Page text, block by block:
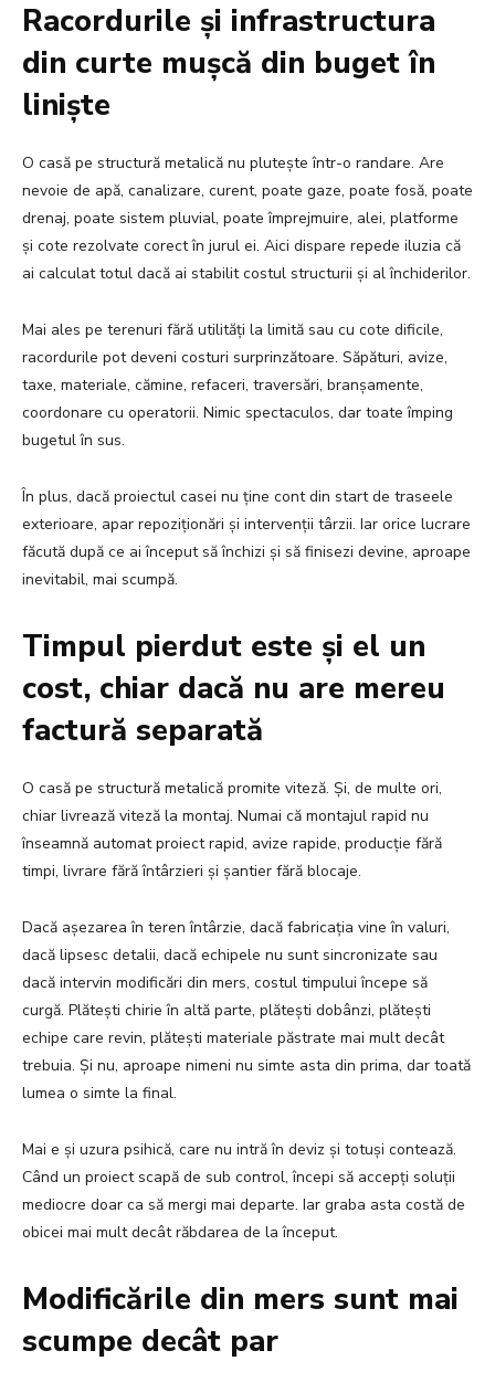
Racordurile și infrastructura
din curte mușcă din buget în
liniște
O casă pe structură metalică nu plutește într-o randare. Are
nevoie de apă, canalizare, curent, poate gaze, poate fosă, poate
drenaj, poate sistem pluvial, poate împrejmuire, alei, platforme
și cote rezolvate corect în jurul ei. Aici dispare repede iluzia că
ai calculat totul dacă ai stabilit costul structurii și al închiderilor.
Mai ales pe terenuri fără utilități la limită sau cu cote dificile,
racordurile pot deveni costuri surprinzătoare. Săpături, avize,
taxe, materiale, cămine, refaceri, traversări, branșamente,
coordonare cu operatorii. Nimic spectaculos, dar toate împing
bugetul în sus.
În plus, dacă proiectul casei nu ține cont din start de traseele
exterioare, apar repoziționări și intervenții târzii. Iar orice lucrare
făcută după ce ai început să închizi și să finisezi devine, aproape
inevitabil, mai scumpă.
Timpul pierdut este și el un
cost, chiar dacă nu are mereu
factură separată
O casă pe structură metalică promite viteză. Și, de multe ori,
chiar livrează viteză la montaj. Numai că montajul rapid nu
înseamnă automat proiect rapid, avize rapide, producție fără
timpi, livrare fără întârzieri și șantier fără blocaje.
Dacă așezarea în teren întârzie, dacă fabricația vine în valuri,
dacă lipsesc detalii, dacă echipele nu sunt sincronizate sau
dacă intervin modificări din mers, costul timpului începe să
curgă. Plătești chirie în altă parte, plătești dobânzi, plătești
echipe care revin, plătești materiale păstrate mai mult decât
trebuia. Și nu, aproape nimeni nu simte asta din prima, dar toată
lumea o simte la final.
Mai e și uzura psihică, care nu intră în deviz și totuși contează.
Când un proiect scapă de sub control, începi să accepți soluții
mediocre doar ca să mergi mai departe. Iar graba asta costă de
obicei mai mult decât răbdarea de la început.
Modificările din mers sunt mai
scumpe decât par